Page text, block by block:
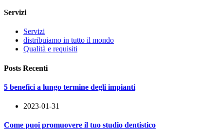
Servizi
Servizi
distribuiamo in tutto il mondo
Qualità e requisiti
Posts Recenti
5 benefici a lungo termine degli impianti
2023-01-31
Come puoi promuovere il tuo studio dentistico